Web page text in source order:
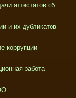
аттестатов об
и их дубликатов
коррупции
работа